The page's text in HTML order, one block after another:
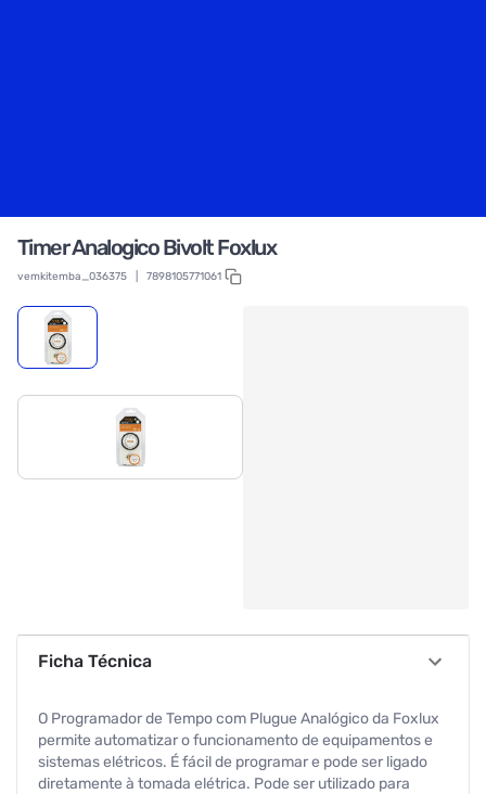
Timer Analogico Bivolt Foxlux
vemkitemba_036375 7898105771061
Ficha Técnica
O Programador de Tempo com Plugue Analógico da Foxlux
permite automatizar o funcionamento de equipamentos e
sistemas elétricos. É fácil de programar e pode ser ligado
diretamente à tomada elétrica. Pode ser utilizado para